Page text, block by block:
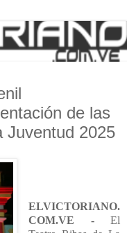
de las
Juventud 2025
ELVICTORIANO.
COM.VE - El